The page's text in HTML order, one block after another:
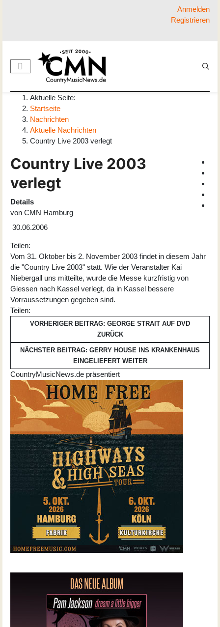
Anmelden
Registrieren
Aktuelle Seite:
Startseite
Nachrichten
Aktuelle Nachrichten
Country Live 2003 verlegt
Country Live 2003
verlegt
Details
von CMN Hamburg
30.06.2006
Teilen:
Vom 31. Oktober bis 2. November 2003 findet in diesem Jahr
die "Country Live 2003" statt. Wie der Veranstalter Kai
Niebergall uns mitteilte, wurde die Messe kurzfristig von
Giessen nach Kassel verlegt, da in Kassel bessere
Vorraussetzungen gegeben sind.
Teilen:
VORHERIGER BEITRAG: GEORGE STRAIT AUF DVD
ZURÜCK
NÄCHSTER BEITRAG: GERRY HOUSE INS KRANKENHAUS
EINGELIEFERT WEITER
CountryMusicNews.de präsentiert